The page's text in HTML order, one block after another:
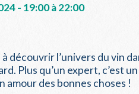
- 19:00 à 22:00
découvrir l’univers du vin
Plus qu’un expert, c’est
amour des bonnes choses !